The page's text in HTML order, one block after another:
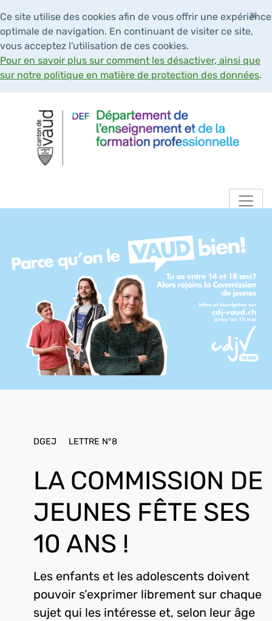
Ce site utilise des cookies afin de vous offrir une expérience
optimale de navigation. En continuant de visiter ce site,
vous acceptez l'utilisation de ces cookies.
Pour en savoir plus sur comment les désactiver, ainsi que
sur notre politique en matière de protection des données.
×
DGEJ LETTRE N°8
LA COMMISSION DE
JEUNES FÊTE SES
10 ANS !
Les enfants et les adolescents doivent
pouvoir s’exprimer librement sur chaque
sujet qui les intéresse et, selon leur âge